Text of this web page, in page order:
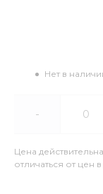
Нет в
-
Цена
отличаться от цен